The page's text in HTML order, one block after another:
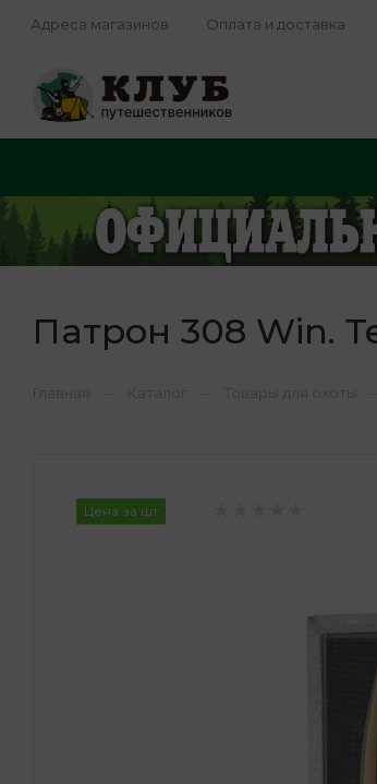
Адреса магазинов Оплата и доставка
Патрон 308 Win.
Цена за шт